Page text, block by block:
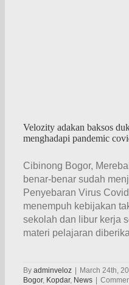
Velozity adakan baksos
menghadapi pandemic
Cibinong Bogor,
benar-benar sudah
Penyebaran Virus
menempuh kebijakan
sekolah dan libur kerja
materi pelajaran
By adminveloz March 24th,
Bogor, Kopdar, News